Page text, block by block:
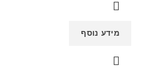
מידע נוסף